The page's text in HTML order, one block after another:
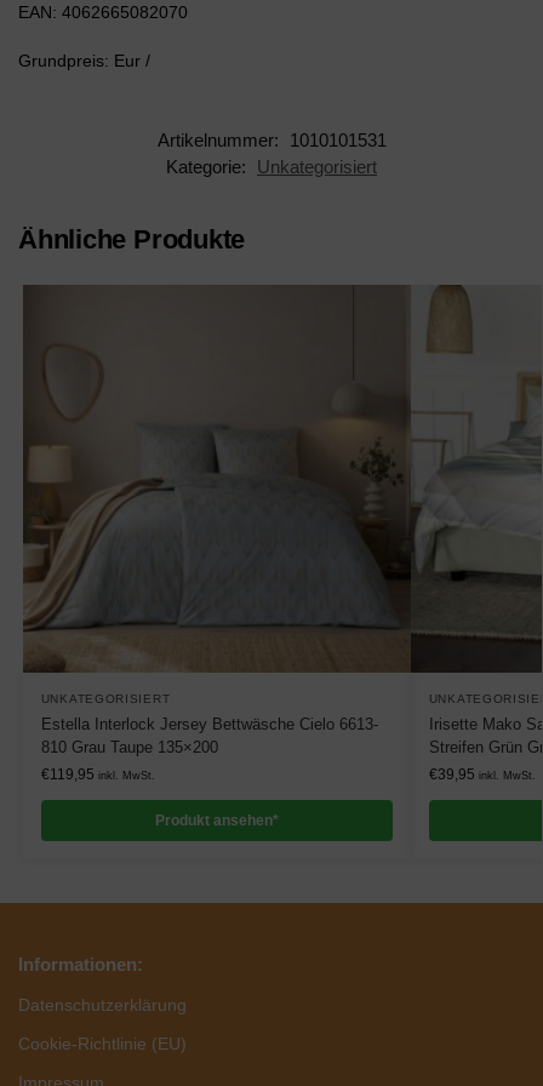
EAN: 4062665082070
Grundpreis: Eur /
Artikelnummer:
1010101531
Kategorie:
Unkategorisiert
Ähnliche Produkte
UNKATEGORISIERT
Estella Interlock Jersey Bettwäsche Cielo 6613-
810 Grau Taupe 135×200
€119,95 inkl. MwSt.
Produkt ansehen*
Irisette Mako
Streifen Grün
€39,95 inkl. MwSt.
Informationen:
Datenschutzerklärung
Cookie-Richtlinie (EU)